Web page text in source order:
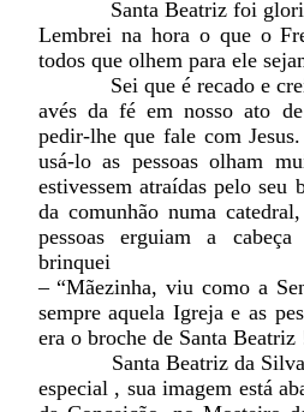
Santa Beatriz foi
Lembrei na hora o que o
todos que olhem para ele
Sei que é recado e creio
avés da fé em nosso ato
pedir-lhe que fale com
usá-lo as pessoas olham
estivessem atraídas pelo
da comunhão numa
pessoas erguiam a
brinquei
– “Mãezinha, viu como a
sempre aquela Igreja e as
era o broche de Santa Beatriz
Santa Beatriz da Silva
especial , sua imagem está